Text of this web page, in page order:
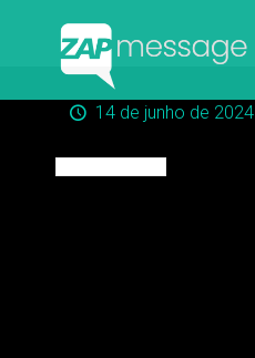
14 de junho de 2024